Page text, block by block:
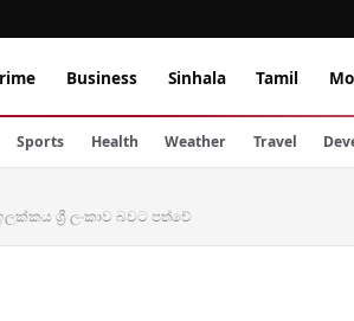
Business Sinhala Tamil
Sports Health Weather Travel
ශ්‍රී ලංකාව බවට පත්වේ